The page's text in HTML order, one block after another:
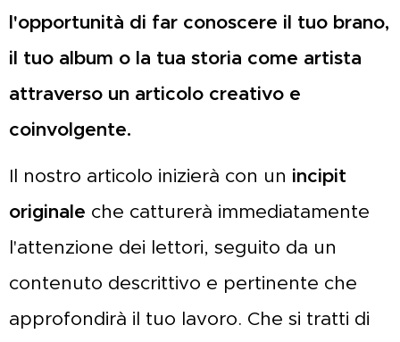
l'opportunità di far conoscere il tuo brano,
il tuo album o la tua storia come artista
attraverso un articolo creativo e
coinvolgente.
Il nostro articolo inizierà con un incipit
originale che catturerà immediatamente
l'attenzione dei lettori, seguito da un
contenuto descrittivo e pertinente che
approfondirà il tuo lavoro. Che si tratti di